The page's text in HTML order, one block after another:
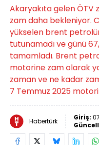
Akaryakıta gelen ÖTV
zam daha bekleniyor.
yükselen brent
tutunamadı ve günü
tamamladı. Brent
motorine zam olarak
zaman ve ne kadar
7 Temmuz 2025
Habertürk Giriş: